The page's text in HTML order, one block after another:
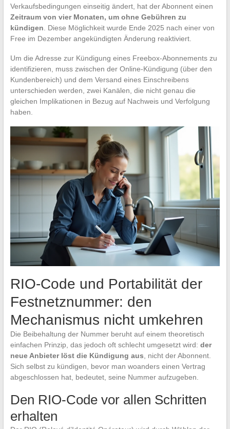
Verkaufsbedingungen einseitig ändert, hat der Abonnent einen
Zeitraum von vier Monaten, um ohne Gebühren zu
kündigen . Diese Möglichkeit wurde Ende 2025 nach einer von
Free im Dezember angekündigten Änderung reaktiviert.
Um die Adresse zur Kündigung eines Freebox-Abonnements zu
identifizieren, muss zwischen der Online-Kündigung (über den
Kundenbereich) und dem Versand eines Einschreibens
unterschieden werden, zwei Kanälen, die nicht genau die
gleichen Implikationen in Bezug auf Nachweis und Verfolgung
haben.
RIO-Code und Portabilität der
Festnetznummer: den
Mechanismus nicht umkehren
Die Beibehaltung der Nummer beruht auf einem theoretisch
einfachen Prinzip, das jedoch oft schlecht umgesetzt wird: der
neue Anbieter löst die Kündigung aus , nicht der Abonnent.
Sich selbst zu kündigen, bevor man woanders einen Vertrag
abgeschlossen hat, bedeutet, seine Nummer aufzugeben.
Den RIO-Code vor allen Schritten
erhalten